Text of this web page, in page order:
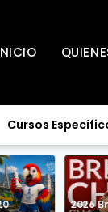
Cursos
2026